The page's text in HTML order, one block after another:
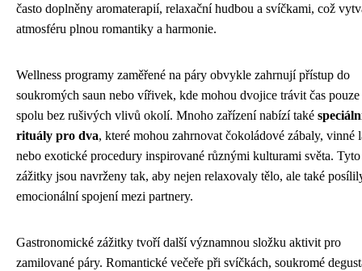
často doplněny aromaterapií, relaxační hudbou a svíčkami, což
atmosféru plnou romantiky a harmonie.
Wellness programy zaměřené na páry obvykle zahrnují přístup do
soukromých saun nebo vířivek, kde mohou dvojice trávit čas pouze
spolu bez rušivých vlivů okolí. Mnoho zařízení nabízí také
rituály pro dva, které mohou zahrnovat čokoládové zábaly, vinné
nebo exotické procedury inspirované různými kulturami světa. Tyto
zážitky jsou navrženy tak, aby nejen relaxovaly tělo, ale také
emocionální spojení mezi partnery.
Gastronomické zážitky tvoří další významnou složku aktivit pro
zamilované páry. Romantické večeře při svíčkách, soukromé